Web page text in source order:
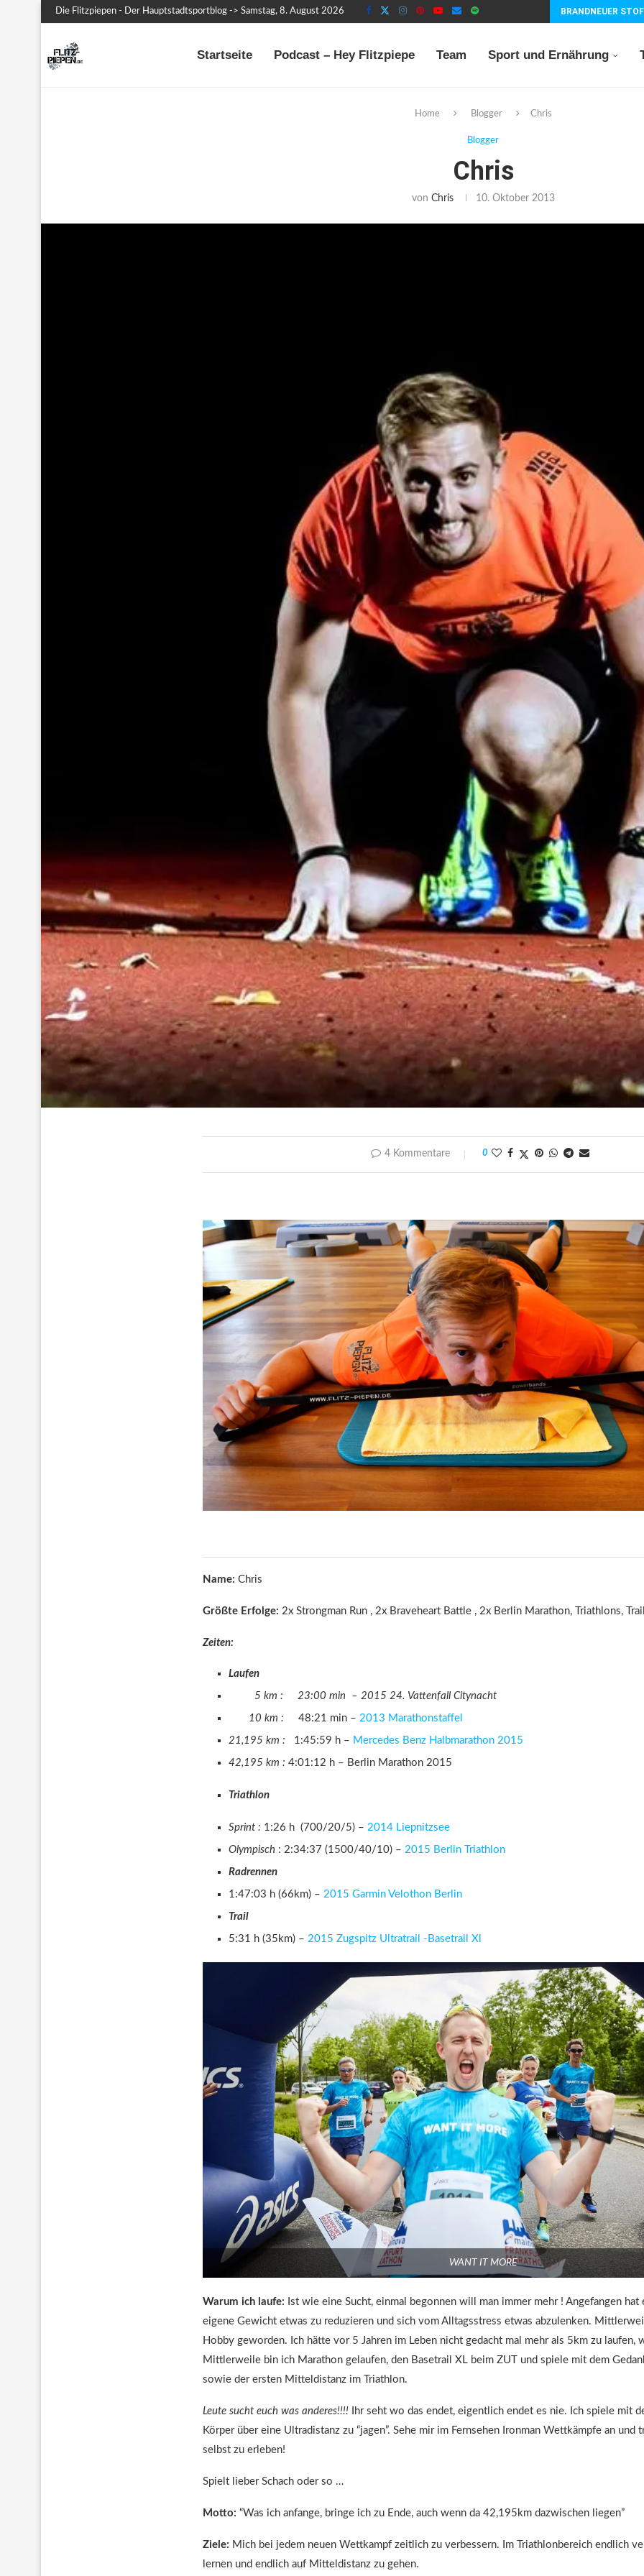
Die Flitzpiepen - Der Hauptstadtsportblog -> Samstag, 8. August 2026 BRANDNEUER
Startseite Podcast – Hey Flitzpiepe Team Sport und Ernährung
Home Blogger Chris
Blogger
Chris
von Chris 10. Oktober 2013
4 Kommentare 0
Name: Chris
Größte Erfolge: 2x Strongman Run , 2x Braveheart Battle , 2x Berlin Marathon, Triathlons,
Zeiten:
Laufen
5 km : 23:00 min – 2015 24. Vattenfall Citynacht
10 km : 48:21 min – 2013 Marathonstaffel
21,195 km : 1:45:59 h – Mercedes Benz Halbmarathon 2015
42,195 km : 4:01:12 h – Berlin Marathon 2015
Triathlon
Sprint : 1:26 h (700/20/5) – 2014 Liepnitzsee
Olympisch : 2:34:37 (1500/40/10) – 2015 Berlin Triathlon
Radrennen
1:47:03 h (66km) – 2015 Garmin Velothon Berlin
Trail
5:31 h (35km) – 2015 Zugspitz Ultratrail -Basetrail Xl
WANT IT MORE
Warum ich laufe: Ist wie eine Sucht, einmal begonnen will man immer mehr ! Angefangen hat
eigene Gewicht etwas zu reduzieren und sich vom Alltagsstress etwas abzulenken.
Hobby geworden. Ich hätte vor 5 Jahren im Leben nicht gedacht mal mehr als 5km zu laufen,
Mittlerweile bin ich Marathon gelaufen, den Basetrail XL beim ZUT und spiele mit dem
sowie der ersten Mitteldistanz im Triathlon.
Leute sucht euch was anderes!!!! Ihr seht wo das endet, eigentlich endet es nie. Ich spiele mit
Körper über eine Ultradistanz zu “jagen”. Sehe mir im Fernsehen Ironman Wettkämpfe an und
selbst zu erleben!
Spielt lieber Schach oder so …
Motto: “Was ich anfange, bringe ich zu Ende, auch wenn da 42,195km dazwischen liegen”
Ziele: Mich bei jedem neuen Wettkampf zeitlich zu verbessern. Im Triathlonbereich endlich
lernen und endlich auf Mitteldistanz zu gehen.